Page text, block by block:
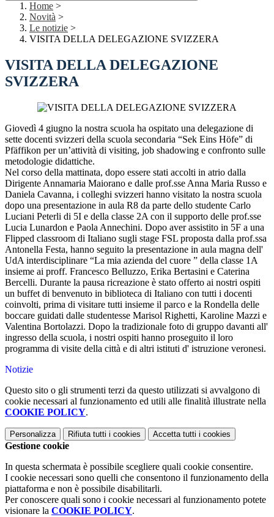
Home >
Novità >
Le notizie >
VISITA DELLA DELEGAZIONE SVIZZERA
VISITA DELLA DELEGAZIONE
SVIZZERA
Giovedì 4 giugno la nostra scuola ha ospitato una delegazione di
sette docenti svizzeri della scuola secondaria “Sek Eins Höfe” di
Pfäffikon per un’attività di visiting, job shadowing e confronto sulle
metodologie didattiche.
Nel corso della mattinata, dopo essere stati accolti in atrio dalla
Dirigente Annamaria Maiorano e dalle prof.sse Anna Maria Russo e
Daniela Cavanna, i colleghi svizzeri hanno visitato la nostra scuola
dopo una presentazione in aula R8 da parte dello studente Carlo
Luciani Peterli di 5I e della classe 2A con il supporto delle prof.sse
Lucia Lunardon e Paola Annechini. Dopo aver assistito in 5F a una
Flipped classroom di Italiano sugli stage FSL proposta dalla prof.ssa
Antonella Festa, hanno seguito la presentazione in aula magna dell'
UdA interdisciplinare “La mia azienda del cuore ” della classe 1A
insieme ai proff. Francesco Belluzzo, Erika Bertasini e Caterina
Bercelli. Durante la pausa ricreazione è stato offerto ai nostri ospiti
un buffet di benvenuto in biblioteca di Italiano con tutti i docenti
coinvolti, prima di visitare tutti insieme il parco e la Rondella delle
boccare guidati dalle studentesse Marisol Righetti, Karoline Mazzi e
Valentina Bortolazzi. Dopo la tradizionale foto di gruppo davanti all'
ingresso della scuola, i nostri ospiti hanno proseguito il loro
programma di visite della città e di altri istituti d' istruzione veronesi.
Notizie
Questo sito o gli strumenti terzi da questo utilizzati si avvalgono di
cookie necessari al funzionamento ed utili alle finalità illustrate nella
COOKIE POLICY.
Personalizza Rifiuta tutti i cookies Accetta tutti i cookies
Gestione cookie
In questa schermata è possibile scegliere quali cookie consentire.
I cookie necessari sono quelli che consentono il funzionamento della
piattaforma e non è possibile disabilitarli.
Per conoscere quali sono i cookie necessari al funzionamento potete
visionare la COOKIE POLICY.